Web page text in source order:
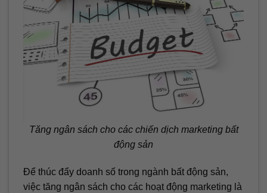
Tăng ngân sách cho các chiến dịch marketing bất
động sản
Để thúc đẩy doanh số trong ngành bất động sản,
việc tăng ngân sách cho các hoạt động marketing là